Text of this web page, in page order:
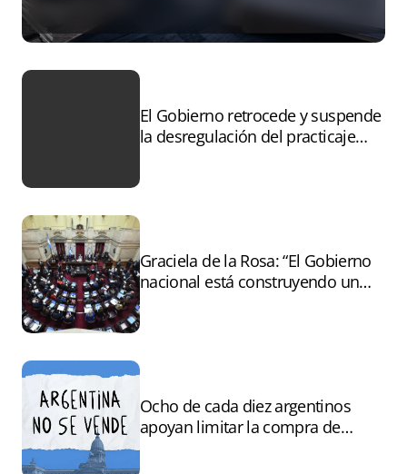
El Gobierno retrocede y suspende
la desregulación del practicaje
Graciela de la Rosa: “El Gobierno
nacional está construyendo un
Ocho de cada diez argentinos
apoyan limitar la compra de